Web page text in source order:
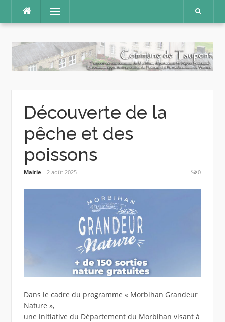
contenu
Menu
Découverte de la
pêche et des
poissons
Mairie 2 août 2025 0
Dans le cadre du programme « Morbihan Grandeur
Nature »,
une initiative du Département du Morbihan visant à